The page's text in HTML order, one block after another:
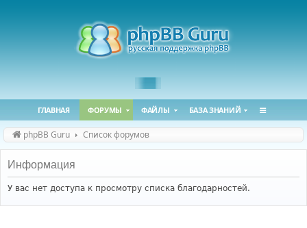
ГЛАВНАЯ ФОРУМЫ ФАЙЛЫ БАЗА ЗНАНИЙ
phpBB Guru Список форумов
Информация
У вас нет доступа к просмотру списка благодарностей.